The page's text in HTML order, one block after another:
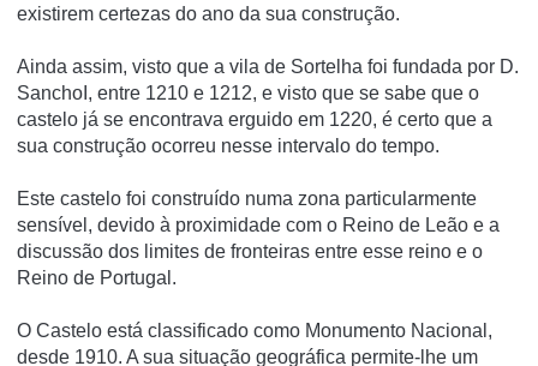
existirem certezas do ano da sua construção.
Ainda assim, visto que a vila de Sortelha foi fundada por D.
SanchoI, entre 1210 e 1212, e visto que se sabe que o
castelo já se encontrava erguido em 1220, é certo que a
sua construção ocorreu nesse intervalo do tempo.
Este castelo foi construído numa zona particularmente
sensível, devido à proximidade com o Reino de Leão e a
discussão dos limites de fronteiras entre esse reino e o
Reino de Portugal.
O Castelo está classificado como Monumento Nacional,
desde 1910. A sua situação geográfica permite-lhe um